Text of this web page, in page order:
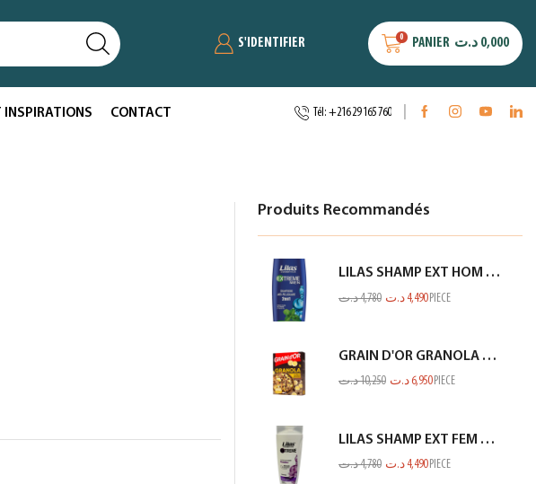
S'IDENTIFIER 0 PANIER 0,000 د.ت
INSPIRATIONS CONTACT Tél: +216 29 165 760
Produits Recommandés
LILAS SHAMP EXT HOM ANTI PEL MENTHE BLEU 350ML
4,780د.ت 4,490 د.ت PIECE
GRAIN D'OR GRANOLA CHOCO BANANE 300GR
10,250د.ت 6,950 د.ت PIECE
LILAS SHAMP EXT FEM PROTEINE BLANC 350ML
4,780د.ت 4,490 د.ت PIECE